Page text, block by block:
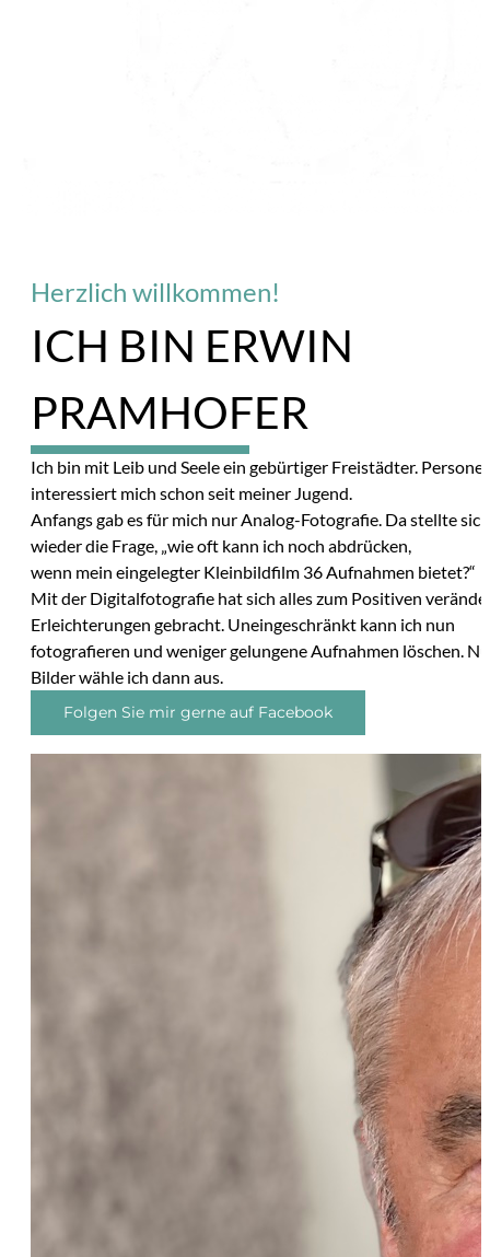
Herzlich willkommen!
ICH BIN ERWIN
PRAMHOFER
Ich bin mit Leib und Seele ein gebürtiger Freistädter.
interessiert mich schon seit meiner Jugend.
Anfangs gab es für mich nur Analog-Fotografie. Da stellte
wieder die Frage, „wie oft kann ich noch abdrücken,
wenn mein eingelegter Kleinbildfilm 36 Aufnahmen bietet?“
Mit der Digitalfotografie hat sich alles zum Positiven
Erleichterungen gebracht. Uneingeschränkt kann ich nun
fotografieren und weniger gelungene Aufnahmen löschen.
Bilder wähle ich dann aus.
Folgen Sie mir gerne auf Facebook